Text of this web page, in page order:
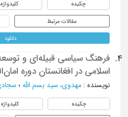
چکیده کلیدواژه
مقالات مرتبط
دانلود
4.
فرهنگ سیاسی قبیله‌ای و
اسلامی در افغانستان دوره
نویسنده: مهدوی، سید بسم الله؛
چکیده کلیدواژه